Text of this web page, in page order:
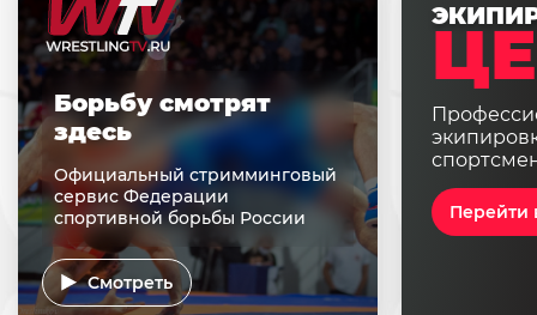
Перейти
Борьбу смотрят
здесь
Официальный стримминговый
сервис Федерации
спортивной борьбы России
Смотреть